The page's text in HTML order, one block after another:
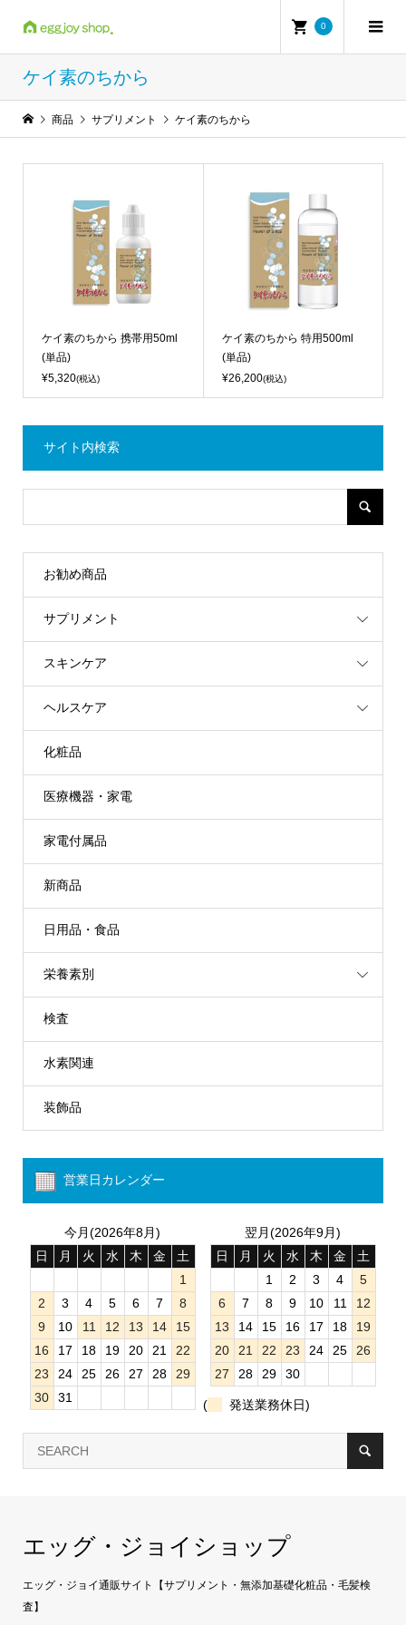
0
ケイ素のちから
商品 サプリメント ケイ素のちから
ケイ素のちから 携帯用50ml
(単品)
¥5,320(税込)
ケイ素のちから 特用500ml
(単品)
¥26,200(税込)
サイト内検索
お勧め商品
サプリメント
スキンケア
ヘルスケア
化粧品
医療機器・家電
家電付属品
新商品
日用品・食品
栄養素別
検査
水素関連
装飾品
営業日カレンダー
今月(2026年8月)
日
月 火 水 木 金
土
1
2
3 4 5 6 7
8
9
10 11 12 13 14
15
16
17 18 19 20 21
22
23
24 25 26 27 28
29
30
31
翌月(2026年9月)
日
月 火 水 木 金
土
1
2 3 4
5
6
7 8 9 10 11
12
13
14 15 16 17 18
19
20
21 22 23 24 25
26
27
28 29 30
( 発送業務休日)
エッグ・ジョイショップ
エッグ・ジョイ通販サイト【サプリメント・無添加基礎化粧品・毛髪検
査】